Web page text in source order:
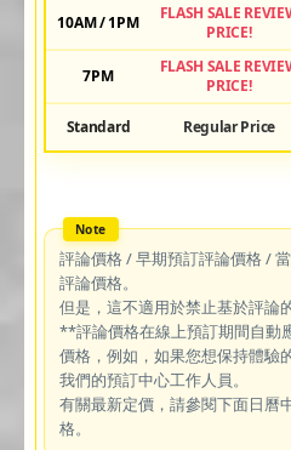
10AM / 1PM
FLASH SALE
PRICE!
7PM
FLASH SALE
PRICE!
Standard Regular Price
評論價格 / 早期預訂評論價格 /
評論價格。
但是，這不適用於禁止基於評論
**評論價格在線上預訂期間自動
價格，例如，如果您想保持體驗
我們的預訂中心工作人員。
有關最新定價，請參閱下面日曆
格。